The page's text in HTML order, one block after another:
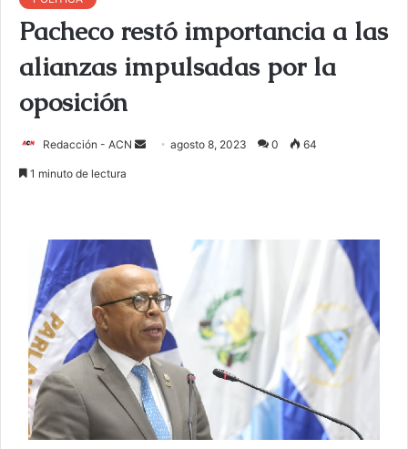
Pacheco restó importancia a las
alianzas impulsadas por la
oposición
Redacción - ACN
u
n
c
o
r
r
e
o
agosto 8, 2023 0 64
1 minuto de lectura